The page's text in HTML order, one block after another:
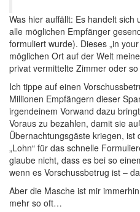
Was hier auffällt: Es handelt sich
alle möglichen Empfänger
formuliert wurde). Dieses „in
möglichen Ort auf der Welt
privat vermittelte Zimmer oder so
Ich tippe auf einen
Millionen Empfängern dieser
irgendeinem Vorwand dazu
Voraus zu bezahlen, damit sie
Übernachtungsgäste kriegen,
„Lohn“ für das schnelle
glaube nicht, dass es bei so
wenn es Vorschussbetrug ist –
Aber die Masche ist mir
mehr so oft…